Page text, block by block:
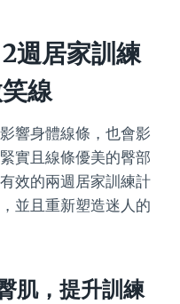
週居家訓練
線
響身體線條，也會影
實且線條優美的臀部
效的兩週居家訓練計
並且重新塑造迷人的
肌，提升訓練